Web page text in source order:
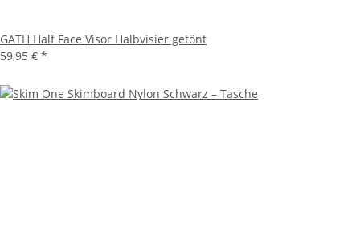
GATH Half Face Visor Halbvisier getönt
59,95 € *